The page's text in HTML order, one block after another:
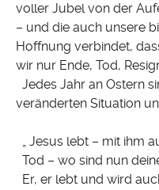
voller Jubel von der
– und die auch unsere
Hoffnung verbindet,
wir nur Ende, Tod,
Jedes Jahr an Ostern
veränderten Situation
„ Jesus lebt – mit ihm
Tod – wo sind nun
Er, er lebt und wird